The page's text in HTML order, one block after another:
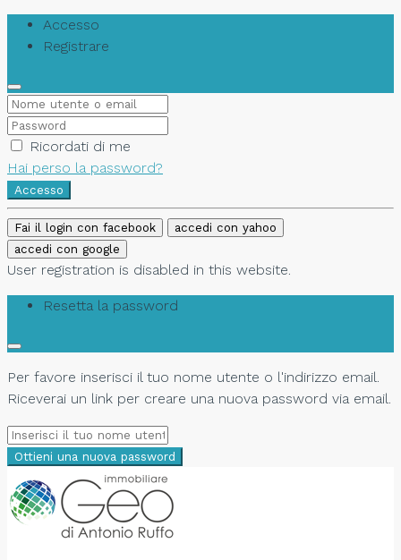
Accesso
Registrare
Ricordati di me
Hai perso la password?
Accesso
Fai il login con facebook
accedi con yahoo
accedi con google
User registration is disabled in this website.
Resetta la password
Per favore inserisci il tuo nome utente o l'indirizzo email.
Riceverai un link per creare una nuova password via email.
Ottieni una nuova password